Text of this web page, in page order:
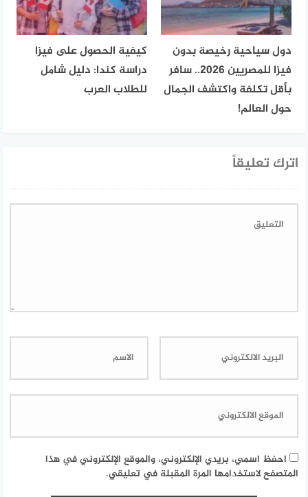
دول سياحية رخيصة بدون
فيزا للمصريين 2026.. سافر
بأقل تكلفة واكتشف الجمال
حول العالم!
كيفية الحصول على فيزا
دراسة كندا: دليل شامل
للطلاب العرب
اترك تعليقاً
احفظ اسمي، بريدي الإلكتروني، والموقع الإلكتروني في هذا
المتصفح لاستخدامها المرة المقبلة في تعليقي.